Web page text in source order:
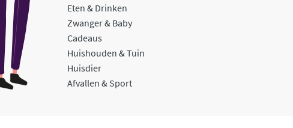
Eten & Drinken
Zwanger & Baby
Cadeaus
Huishouden & Tuin
Huisdier
Afvallen & Sport